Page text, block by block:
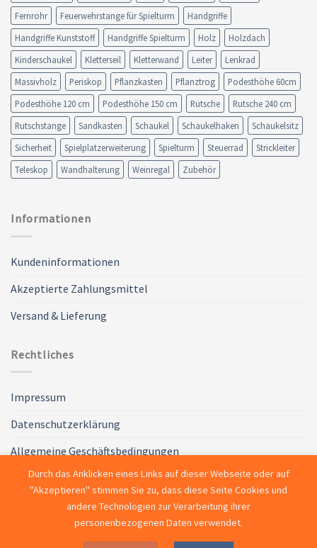
Fernrohr
Feuerwehrstange für Spielturm
Handgriffe
Handgriffe Kunststoff
Handgriffe Spielturm Holz
Holzdach
Kinderschaukel
Kletterseil Kletterwand Leiter
Lenkrad
Massivholz
Periskop Pflanzkasten Pflanztrog
Podesthöhe 60cm
Podesthöhe 120 cm
Podesthöhe 150 cm Rutsche
Rutsche 240 cm
Rutschstange
Sandkasten Schaukel Schaukelhaken
Schaukelsitz
Sicherheit
Spielplatzerweiterung Spielturm Steuerrad
Strickleiter
Teleskop
Wandhalterung Weinregal Zubehör
Informationen
Kundeninformationen
Akzeptierte Zahlungsmittel
Versand & Lieferung
Rechtliches
Impressum
Datenschutzerklärung
Allgemeine Geschäftsbedingungen
Widerruf
Durch das Anklicken eines Links auf dieser Webseite oder auf
"Akzeptieren" stimmen Sie zu, dass diese Seite Cookies und
andere Technologien zur Verarbeitung ihrer
personenbezogenen Daten verwendet.